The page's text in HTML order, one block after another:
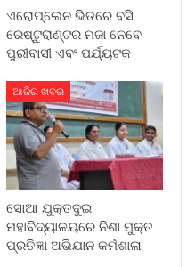
ଏରୋପ୍ଲେନ ଭିତରେ ବସି
ରେଷ୍ଟୁରାଣ୍ଟର ମଜା ନେବେ
ପୁରୀବାସୀ ଏବଂ ପର୍ଯ୍ୟଟକ
ଆଜିର ଖବର
ସୋଆ ଯୁକ୍ତଦୁଇ
ମହାବିଦ୍ୟାଳୟରେ ନିଶା ମୁକ୍ତ
ପ୍ରତିଜ୍ଞା ଅଭିଯାନ କର୍ମଶାଳା